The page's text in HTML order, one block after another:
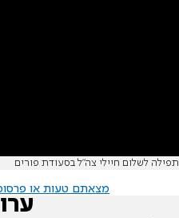
תפילה לשלום חיילי צה"ל בסעודת פורים
מצאתם טעות או